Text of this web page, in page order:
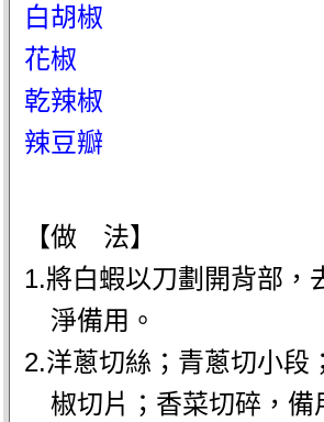
白胡椒
花椒
乾辣椒
辣豆瓣
【做 法】
1.將白蝦以刀劃開背部，
淨備用。
2.洋蔥切絲；青蔥切小段
椒切片；香菜切碎，備